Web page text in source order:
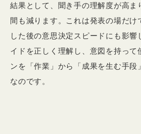
結果として、聞き手の理解度が高ま
間も減ります。これは発表の場だけ
した後の意思決定スピードにも影
イドを正しく理解し、意図を持って
ンを「作業」から「成果を生む手段
なのです。